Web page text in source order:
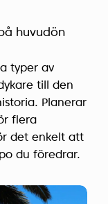
huvudön
typer av
till den
Planerar
flera
det enkelt att
du föredrar.